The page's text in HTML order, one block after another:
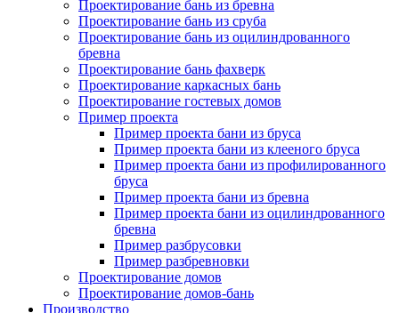
Проектирование бань из бревна
Проектирование бань из сруба
Проектирование бань из оцилиндрованного
бревна
Проектирование бань фахверк
Проектирование каркасных бань
Проектирование гостевых домов
Пример проекта
Пример проекта бани из бруса
Пример проекта бани из клееного бруса
Пример проекта бани из профилированного
бруса
Пример проекта бани из бревна
Пример проекта бани из оцилиндрованного
бревна
Пример разбрусовки
Пример разбревновки
Проектирование домов
Проектирование домов-бань
Производство